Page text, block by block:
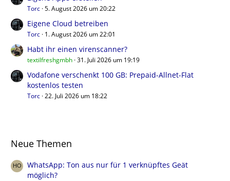
Torc 5. August 2026 um 20:22
Eigene Cloud betreiben
Torc 1. August 2026 um 22:01
Habt ihr einen virenscanner?
textilfreshgmbh 31. Juli 2026 um 19:19
Vodafone verschenkt 100 GB: Prepaid-Allnet-Flat
kostenlos testen
Torc 22. Juli 2026 um 18:22
Neue Themen
WhatsApp: Ton aus nur für 1 verknüpftes Geät
möglich?